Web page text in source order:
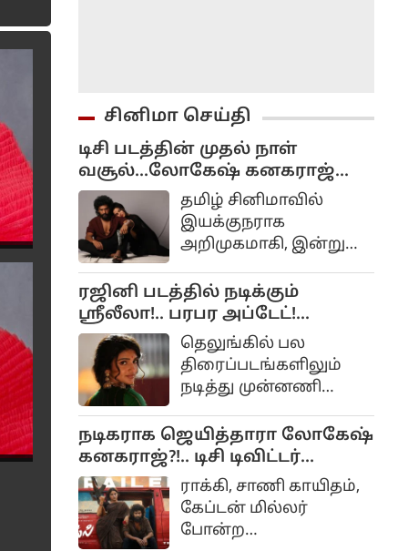
சினிமா செய்தி
டிசி படத்தின் முதல் நாள்
வசூல்...லோகேஷ் கனகராஜ்
செஞ்ச தரமான சம்பவம்!
தமிழ் சினிமாவில்
இயக்குநராக
அறிமுகமாகி, இன்று
இயக்குநர்களில்
ஒருவராக வலம்
வருபவர் லோகேஷ்
கனகராஜ். மாநகரம்
ரஜினி படத்தில் நடிக்கும்
ஸ்ரீலீலா!.. பரபர அப்டேட்!...
தெலுங்கில் பல
திரைப்படங்களிலும்
நடித்து முன்னணி
மாறியிருப்பவர்
ஸ்ரீலீலா. பாலையா
நடித்து சூப்பர் ஹிட்
அடித்த பகவந்த் கேசரி
படத்தில் ஸ்ரீலீலா நடித்த
வேடத்தில்தான் தமிழில்
நடிகராக ஜெயித்தாரா லோகேஷ்
கனகராஜ்?!.. டிசி டிவிட்டர்
விமர்சனம்...ராக்கி, சாணி காயிதம்,
கேப்டன் மில்லர்
போன்ற